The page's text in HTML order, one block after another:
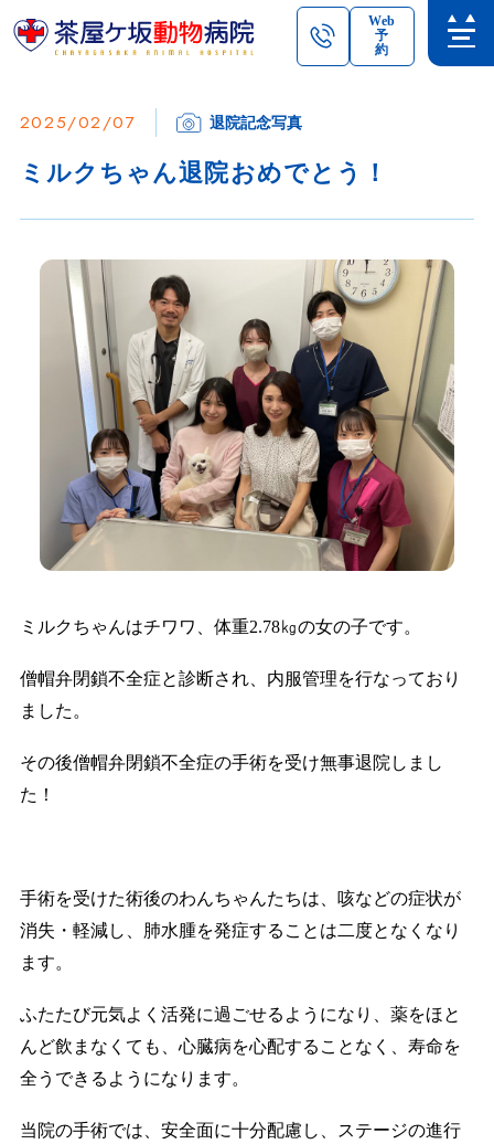
Web
予
約
2025/02/07 退院記念写真
ミルクちゃん退院おめでとう！
ミルクちゃんはチワワ、体重2.78㎏の女の子です。
僧帽弁閉鎖不全症と診断され、内服管理を行なっており
ました。
その後僧帽弁閉鎖不全症の手術を受け無事退院しまし
た！
手術を受けた術後のわんちゃんたちは、咳などの症状が
消失・軽減し、肺水腫を発症することは二度となくなり
ます。
ふたたび元気よく活発に過ごせるようになり、薬をほと
んど飲まなくても、心臓病を心配することなく、寿命を
全うできるようになります。
当院の手術では、安全面に十分配慮し、ステージの進行